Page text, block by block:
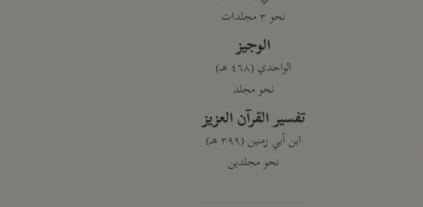
نحو ٣ مجلدات
الوجيز
الواحدي (٤٦٨ هـ)
نحو مجلد
تفسير القرآن العزيز
ابن أبي زمنين (٣٩٩ هـ)
نحو مجلدين